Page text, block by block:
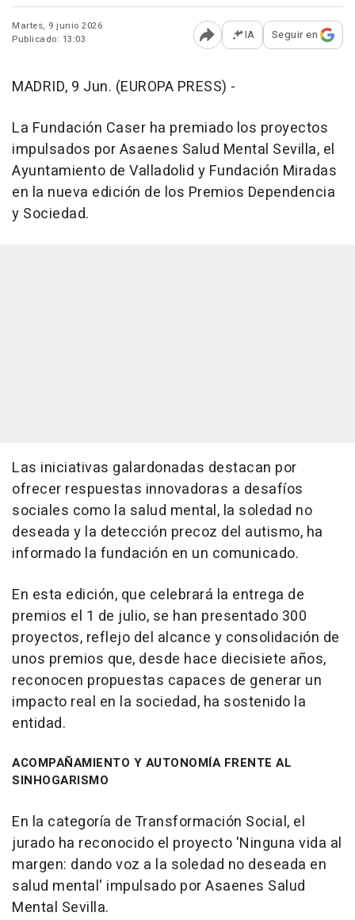
Martes, 9 junio 2026
Publicado: 13:03
Abrir opciones para
IA Seguir en
MADRID, 9 Jun. (EUROPA PRESS) -
La Fundación Caser ha premiado los proyectos
impulsados por Asaenes Salud Mental Sevilla, el
Ayuntamiento de Valladolid y Fundación Miradas
en la nueva edición de los Premios Dependencia
y Sociedad.
Las iniciativas galardonadas destacan por
ofrecer respuestas innovadoras a desafíos
sociales como la salud mental, la soledad no
deseada y la detección precoz del autismo, ha
informado la fundación en un comunicado.
En esta edición, que celebrará la entrega de
premios el 1 de julio, se han presentado 300
proyectos, reflejo del alcance y consolidación de
unos premios que, desde hace diecisiete años,
reconocen propuestas capaces de generar un
impacto real en la sociedad, ha sostenido la
entidad.
ACOMPAÑAMIENTO Y AUTONOMÍA FRENTE AL
SINHOGARISMO
En la categoría de Transformación Social, el
jurado ha reconocido el proyecto 'Ninguna vida al
margen: dando voz a la soledad no deseada en
salud mental' impulsado por Asaenes Salud
Mental Sevilla.